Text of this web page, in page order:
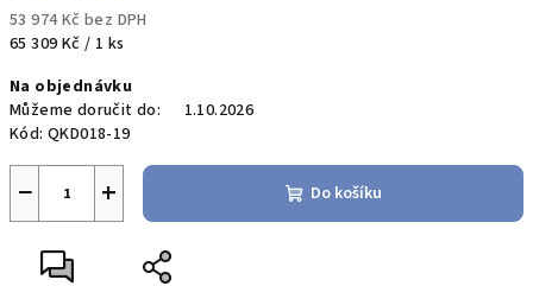
53 974 Kč bez DPH
Měrná
65 309 Kč / 1 ks
Na objednávku
Můžeme doručit do:
1.10.2026
Kód: QKD018-19
+
− Do košíku